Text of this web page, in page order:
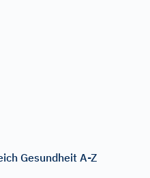
Gesundheit A-Z